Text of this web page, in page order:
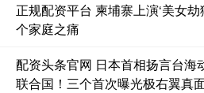
正规配资平台 柬埔寨上演‘美女
个家庭之痛
配资头条官网 日本首相扬言台海
联合国！三个首次曝光极右翼真